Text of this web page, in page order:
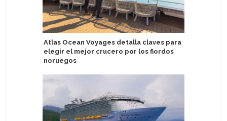
Atlas Ocean Voyages detalla claves para
elegir el mejor crucero por los fiordos
noruegos